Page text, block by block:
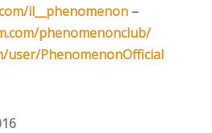
il__phenomenon –
phenomenonclub/
user/PhenomenonOfficial